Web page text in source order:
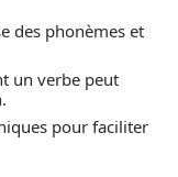
des phonèmes et
un verbe peut
pour faciliter